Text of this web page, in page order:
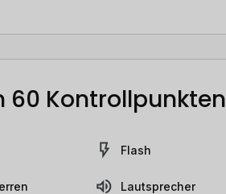
60 Kontrollpunkten
Flash
Lautsprecher